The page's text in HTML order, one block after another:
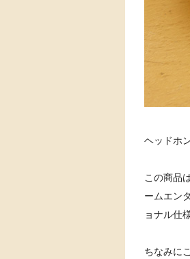
ヘッドホ
この商品
ームエン
ョナル仕
ちなみに